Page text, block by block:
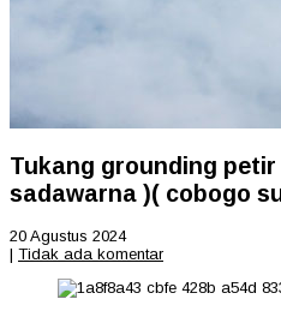
Tukang grounding
sadawarna )( cobogo
20 Agustus 2024
| Tidak ada komentar